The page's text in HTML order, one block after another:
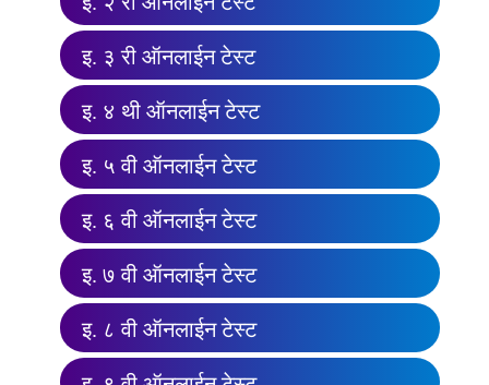
इ. ३ री ऑनलाईन टेस्ट
इ. ४ थी ऑनलाईन टेस्ट
इ. ५ वी ऑनलाईन टेस्ट
इ. ६ वी ऑनलाईन टेस्ट
इ. ७ वी ऑनलाईन टेस्ट
इ. ८ वी ऑनलाईन टेस्ट